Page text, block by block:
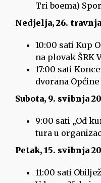
Tri boema)
Nedjelja, 26.
10:00 sati Kup
na plovak ŠRK
17:00 sati
dvorana
Subota, 9. svibnja
9:00 sati „Od
tura u
Petak, 15. svibnja
11:00 sati